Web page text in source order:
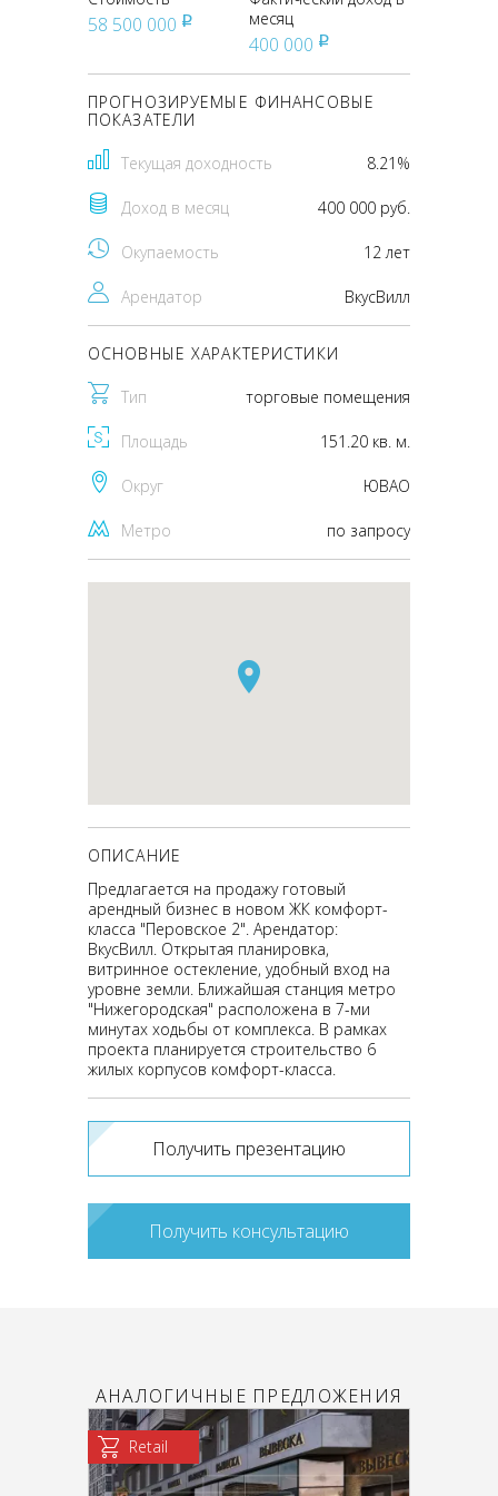
58 500 000 pуб
месяц
400 000 pуб
ПРОГНОЗИРУЕМЫЕ ФИНАНСОВЫЕ
ПОКАЗАТЕЛИ
Текущая доходность 8.21%
Доход в месяц 400 000 руб.
Окупаемость 12 лет
Арендатор ВкусВилл
ОСНОВНЫЕ ХАРАКТЕРИСТИКИ
Тип торговые помещения
Площадь 151.20 кв. м.
Округ ЮВАО
Метро по запросу
ОПИСАНИЕ
Предлагается на продажу готовый
арендный бизнес в новом ЖК комфорт-
класса "Перовское 2". Арендатор:
ВкусВилл. Открытая планировка,
витринное остекление, удобный вход на
уровне земли. Ближайшая станция метро
"Нижегородская" расположена в 7-ми
минутах ходьбы от комплекса. В рамках
проекта планируется строительство 6
жилых корпусов комфорт-класса.
Получить презентацию
Получить консультацию
АНАЛОГИЧНЫЕ ПРЕДЛОЖЕНИЯ
Retail